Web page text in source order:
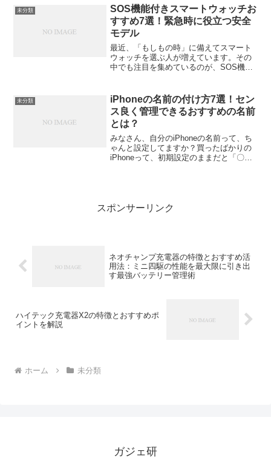
事では、FXタブレットの評判や特徴、選
び方のポイントまで、...
未分類
SOS機能付きスマートウォッチお
すすめ7選！緊急時に役立つ安全
モデル
最近、「もしもの時」に備えてスマート
ウォッチを選ぶ人が増えています。その
中でも注目を集めているのが、SOS機能
とき、手首のデバイス一つで助けを呼べ
るという安心感は、数字...
未分類
iPhoneの名前の付け方7選！セン
ス良く管理できるおすすめの名前
とは？
みなさん、自分のiPhoneの名前って、ち
ゃんと設定してますか？買ったばかりの
iPhoneって、初期設定のままだと「〇〇
スポンサーリンク
ネオチャンプ充電器の特徴とおすすめ活
用法：ミニ四駆の性能を最大限に引き出
す最強バッテリー管理術
ハイテック充電器X2の特徴とおすすめポ
イントを解説
ホーム 未分類
ガジェ研